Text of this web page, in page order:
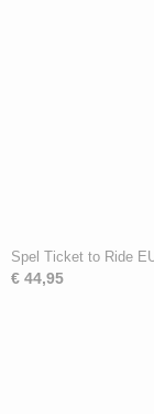
Spel Ticket to Ride
€ 44,95